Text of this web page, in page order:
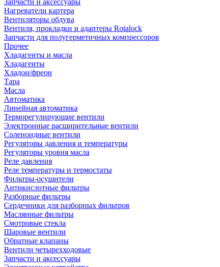
Запчасти и аксессуары
Нагреватели картера
Вентиляторы обдува
Вентиля, прокладки и адаптеры Rotalock
Запчасти для полугерметичных компрессоров
Прочее
Хладагенты и масла
Хладагенты
Хладон/фреон
Тара
Масла
Автоматика
Линейная автоматика
Терморегулирующие вентили
Электронные расширительные вентили
Соленоидные вентили
Регуляторы давления и температуры
Регуляторы уровня масла
Реле давления
Реле температуры и термостаты
Фильтры-осушители
Антикислотные фильтры
Разборные фильтры
Сердечники для разборных фильтров
Маслянные фильтры
Смотровые стекла
Шаровые вентили
Обратные клапаны
Вентили четырехходовые
Запчасти и аксессуары